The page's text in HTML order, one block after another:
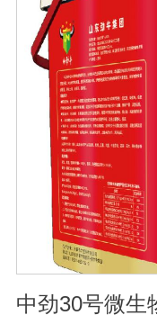
于水溶性肥料有别于
按常规施肥方法，造
苗弱等现象，二次稀
2．严格控制施肥量
量相对较少。由于其
所以要严格控制施肥
效益，达不到高产优
性的农药混用。比如
时，不少农民多采用
醒农民朋友，水溶肥
用，以免金属离子起
中劲30号微生